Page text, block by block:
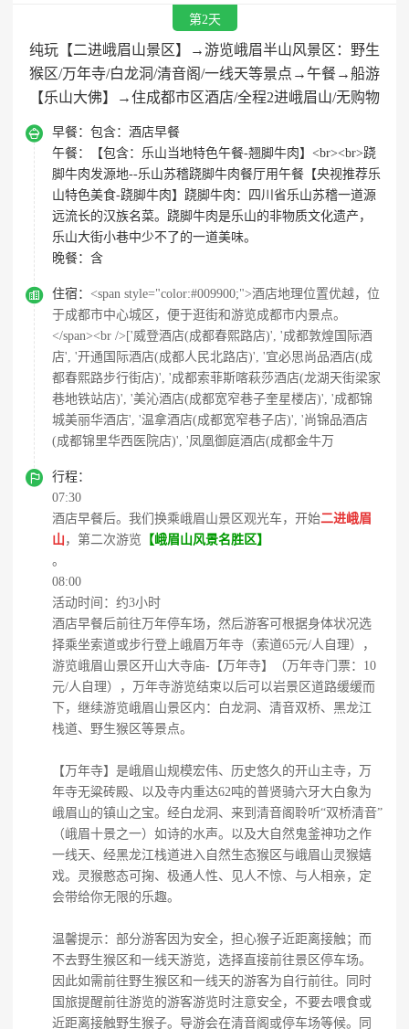
第2天
纯玩【二进峨眉山景区】→游览峨眉半山风景区：野生
猴区/万年寺/白龙洞/清音阁/一线天等景点→午餐→船游
【乐山大佛】→住成都市区酒店/全程2进峨眉山/无购物
 早餐： 包含：酒店早餐
午餐：
【包含：乐山当地特色午餐-翘脚牛肉】<br><br>跷
脚牛肉发源地--乐山苏稽跷脚牛肉餐厅用午餐【央视推荐乐
山特色美食-跷脚牛肉】跷脚牛肉：四川省乐山苏稽一道源
远流长的汉族名菜。跷脚牛肉是乐山的非物质文化遗产，
乐山大街小巷中少不了的一道美味。
晚餐： 含
 住宿： <span style="color:#009900;">酒店地理位置优越，位
于成都市中心城区，便于逛街和游览成都市内景点。
</span><br />['威登酒店(成都春熙路店)', '成都敦煌国际酒
店', '开通国际酒店(成都人民北路店)', '宜必思尚品酒店(成
都春熙路步行街店)', '成都索菲斯喀萩莎酒店(龙湖天街梁家
巷地铁站店)', '美沁酒店(成都宽窄巷子奎星楼店)', '成都锦
城美丽华酒店', '温拿酒店(成都宽窄巷子店)', '尚锦品酒店
(成都锦里华西医院店)', '凤凰御庭酒店(成都金牛万

行程：
07:30
酒店早餐后。我们换乘峨眉山景区观光车，开始二进峨眉
山 ，第二次游览 【峨眉山风景名胜区】
。
08:00
活动时间：约3小时
酒店早餐后前往万年停车场，然后游客可根据身体状况选
择乘坐索道或步行登上峨眉万年寺（索道65元/人自理），
游览峨眉山景区开山大寺庙-【万年寺】（万年寺门票：10
元/人自理），万年寺游览结束以后可以岩景区道路缓缓而
下，继续游览峨眉山景区内：白龙洞、清音双桥、黑龙江
栈道、野生猴区等景点。
【万年寺】是峨眉山规模宏伟、历史悠久的开山主寺，万
年寺无粱砖殿、以及寺内重达62吨的普贤骑六牙大白象为
峨眉山的镇山之宝。经白龙洞、来到清音阁聆听“双桥清音”
（峨眉十景之一）如诗的水声。以及大自然鬼釜神功之作
一线天、经黑龙江栈道进入自然生态猴区与峨眉山灵猴嬉
戏。灵猴憨态可掬、极通人性、见人不惊、与人相亲，定
会带给你无限的乐趣。
温馨提示：部分游客因为安全，担心猴子近距离接触；而
不去野生猴区和一线天游览，选择直接前往景区停车场。
因此如需前往野生猴区和一线天的游客为自行前往。同时
国旅提醒前往游览的游客游览时注意安全，不要去喂食或
近距离接触野生猴子。导游会在清音阁或停车场等候。同